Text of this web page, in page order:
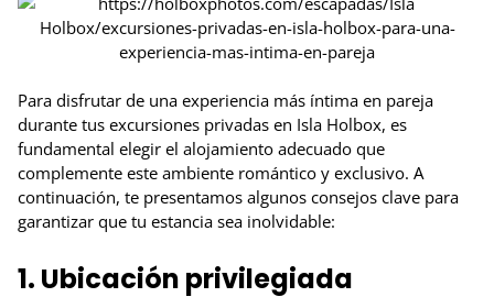
Para disfrutar de una experiencia más íntima en pareja
durante tus excursiones privadas en Isla Holbox, es
fundamental elegir el alojamiento adecuado que
complemente este ambiente romántico y exclusivo. A
continuación, te presentamos algunos consejos clave para
garantizar que tu estancia sea inolvidable:
1. Ubicación privilegiada